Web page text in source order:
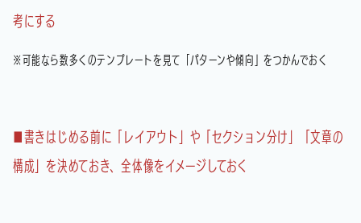
考にする
※可能なら数多くのテンプレートを見て「パターンや傾向」をつかんでおく
■書きはじめる前に「レイアウト」や「セクション分け」「文章の
構成」を決めておき、全体像をイメージしておく